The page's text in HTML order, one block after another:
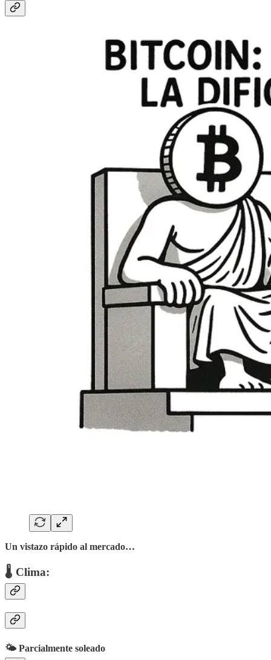
Un vistazo rápido al mercado…
🌡 Clima:
🌤️ Parcialmente soleado